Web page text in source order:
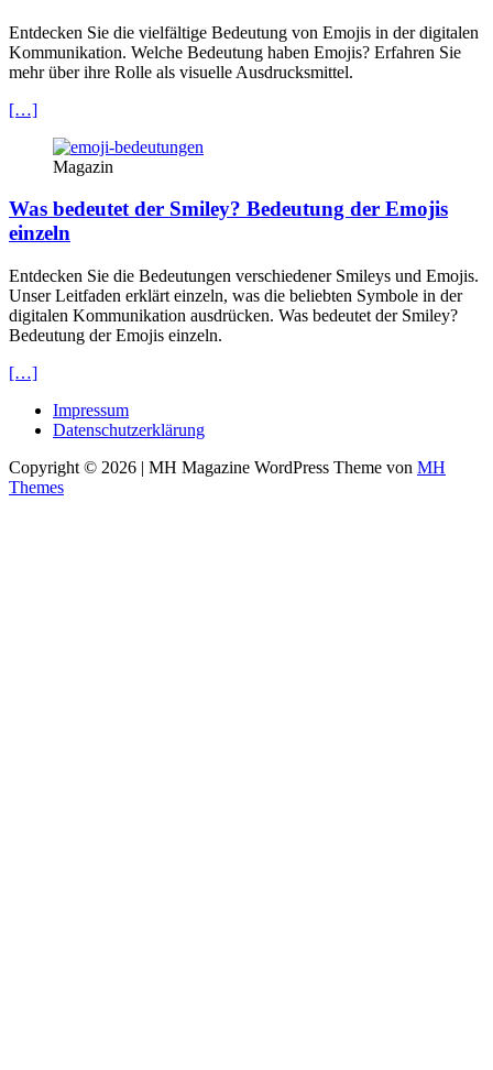
Entdecken Sie die vielfältige Bedeutung von Emojis in der digitalen
Kommunikation. Welche Bedeutung haben Emojis? Erfahren Sie
mehr über ihre Rolle als visuelle Ausdrucksmittel.
[…]
Magazin
Was bedeutet der Smiley? Bedeutung der Emojis
einzeln
Entdecken Sie die Bedeutungen verschiedener Smileys und Emojis.
Unser Leitfaden erklärt einzeln, was die beliebten Symbole in der
digitalen Kommunikation ausdrücken. Was bedeutet der Smiley?
Bedeutung der Emojis einzeln.
[…]
Impressum
Datenschutzerklärung
Copyright © 2026 | MH Magazine WordPress Theme von MH
Themes